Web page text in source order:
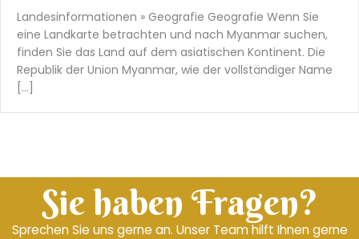
Landesinformationen » Geografie Geografie Wenn Sie
eine Landkarte betrachten und nach Myanmar suchen,
finden Sie das Land auf dem asiatischen Kontinent. Die
Republik der Union Myanmar, wie der vollständiger Name
[…]
Sie haben Fragen?
Sprechen Sie uns gerne an. Unser Team hilft Ihnen gerne